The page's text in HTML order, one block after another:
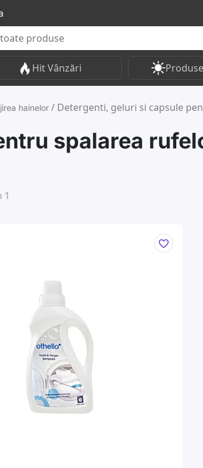
Hit Vânzări
hainelor / Detergenti, geluri si capsule
spalarea
1